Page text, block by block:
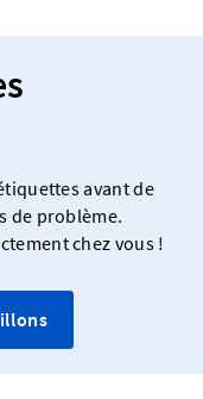
avant de
de problème.
chez vous !